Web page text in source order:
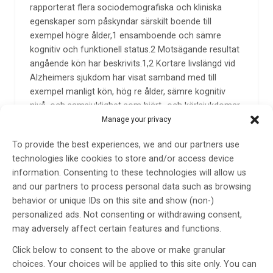
Manage your privacy
To provide the best experiences, we and our partners use
technologies like cookies to store and/or access device
information. Consenting to these technologies will allow us
and our partners to process personal data such as browsing
behavior or unique IDs on this site and show (non-)
personalized ads. Not consenting or withdrawing consent,
may adversely affect certain features and functions.
Click below to consent to the above or make granular
choices. Your choices will be applied to this site only. You can
rapporterat flera sociodemografiska och kliniska
egenskaper som påskyndar särskilt boende till
exempel högre ålder,1 ensamboende och sämre
kognitiv och funktionell status.2 Motsägande resultat
angående kön har beskrivits.1,2 Kortare livslängd vid
Alzheimers sjukdom har visat samband med till
exempel manligt kön, hög re ålder, sämre kognitiv
nivå, och samsjuklighet som hjärt- och kärlsjukdomar
och diabetes.3 Motsägande fynd angående
De patologiska processerna i Alzheimers sjukdom
kan följas med biomarkörer, men det finns en stor
variation i biomarkörnivåer i cerebrospinalvätska
mellan patienterna. En tidigare studie visade att
nivåerna av fosforylerat tau (Ptau) och total-tau (T-
tau) blir patologiska (högre) senare under
(Aβ42).5